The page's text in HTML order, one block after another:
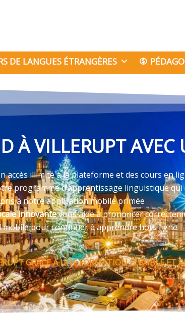
DE LANGUES ÉTRANGÈRES
À VILLERUPT AVEC
accès illimité à la plateforme et des cours en
programme d’apprentissage linguistique qui
à notre application mobile primée
innovantevous aide à prononcer
pour continuer à apprendre hors ligne
GRÂCE À UNE FORMATION FLEXIBLE ET